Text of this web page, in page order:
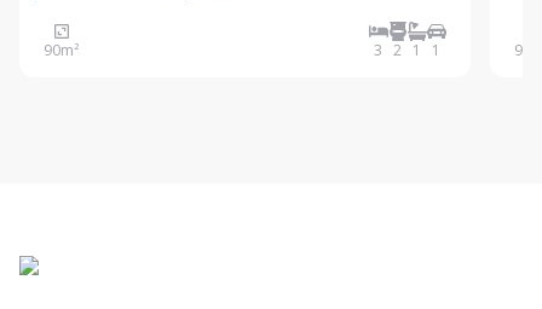
região, como a Avenida Silva Lobo e a Avenida
Amazonas. Nas proximidades, você conta ainda com
90m² 3 2 1 1 90